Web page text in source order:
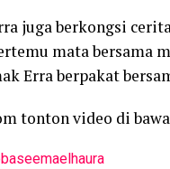
juga berkongsi
mata bersama
Erra berpakat
tonton video di